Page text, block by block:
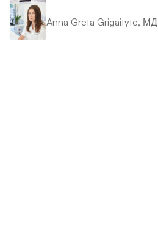
Anna Greta Grigaitytė, МД